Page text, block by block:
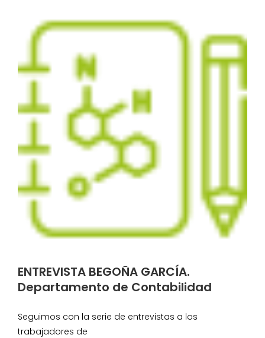
ENTREVISTA BEGOÑA GARCÍA.
Departamento de Contabilidad
Seguimos con la serie de entrevistas a los
trabajadores de